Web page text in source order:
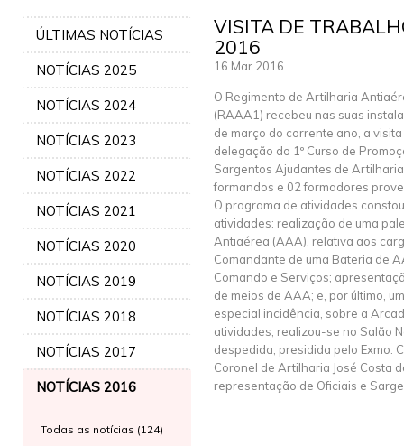
ÚLTIMAS NOTÍCIAS
NOTÍCIAS 2025
NOTÍCIAS 2024
NOTÍCIAS 2023
NOTÍCIAS 2022
NOTÍCIAS 2021
NOTÍCIAS 2020
NOTÍCIAS 2019
NOTÍCIAS 2018
NOTÍCIAS 2017
NOTÍCIAS 2016
Todas as notícias (124)
VISITA DE
2016
16 Mar 2016
O Regimento de Artilharia
(RAAA1) recebeu nas suas
de março do corrente ano, a
delegação do 1º Curso de
Sargentos Ajudantes de
formandos e 02 formadores
O programa de atividades
atividades: realização de uma
Antiaérea (AAA), relativa aos
Comandante de uma Bateria de
Comando e Serviços;
de meios de AAA; e, por último,
especial incidência, sobre a
atividades, realizou-se no Salão
despedida, presidida pelo Exmo.
Coronel de Artilharia José Costa
representação de Oficiais e